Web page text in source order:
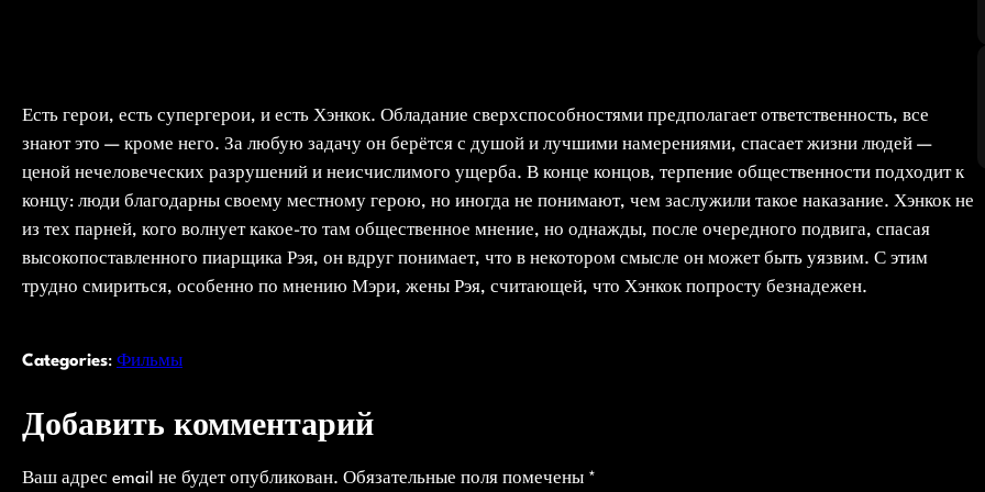
Есть герои, есть супергерои, и есть Хэнкок. Обладание сверхспособностями предполагает ответственность, все
знают это — кроме него. За любую задачу он берётся с душой и лучшими намерениями, спасает жизни людей —
ценой нечеловеческих разрушений и неисчислимого ущерба. В конце концов, терпение общественности подходит к
концу: люди благодарны своему местному герою, но иногда не понимают, чем заслужили такое наказание. Хэнкок не
из тех парней, кого волнует какое-то там общественное мнение, но однажды, после очередного подвига, спасая
высокопоставленного пиарщика Рэя, он вдруг понимает, что в некотором смысле он может быть уязвим. С этим
трудно смириться, особенно по мнению Мэри, жены Рэя, считающей, что Хэнкок попросту безнадежен.
Categories: Фильмы
Добавить комментарий
Ваш адрес email не будет опубликован. Обязательные поля помечены *